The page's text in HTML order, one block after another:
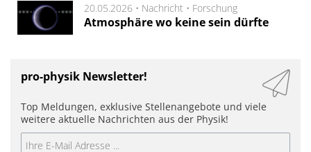
20.05.2026 • Nachricht • Forschung
Atmosphäre wo keine sein dürfte
pro-physik Newsletter!
Top Meldungen, exklusive Stellenangebote und viele
weitere aktuelle Nachrichten aus der Physik!